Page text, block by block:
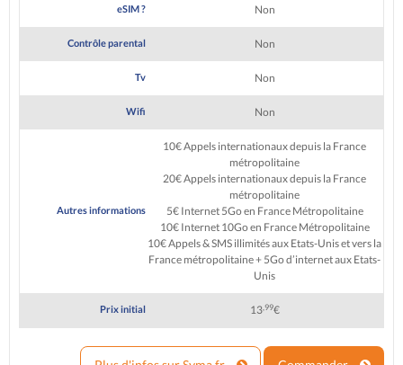
eSIM ? Non
Contrôle parental Non
Tv Non
Wifi Non
Autres informations
10€ Appels internationaux depuis la France
métropolitaine
20€ Appels internationaux depuis la France
métropolitaine
5€ Internet 5Go en France Métropolitaine
10€ Internet 10Go en France Métropolitaine
10€ Appels & SMS illimités aux Etats-Unis et vers la
France métropolitaine + 5Go d’internet aux Etats-
Unis
Prix initial 13,99€